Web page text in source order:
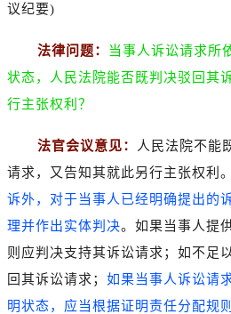
议纪要)
法律问题：
当事人诉讼请求所
状态，人民法院能否既判决驳回其
行主张权利？
法官会议意见：
人民法院不能
请求，又告知其就此另行主张权利。
诉外，对于当事人已经明确提出的
理并作出实体判决。如果当事人提
则应判决支持其诉讼请求；如不足
回其诉讼请求； 如果当事人诉讼请
明状态，应当根据证明责任分配规